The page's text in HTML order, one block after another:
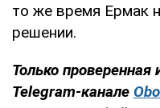
то же время Ермак
решении.
Только проверенная
Telegram-канале